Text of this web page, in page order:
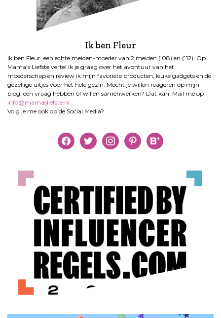
Ik ben Fleur
Ik ben Fleur, een echte meiden-moeder van 2 meiden (’08) en (’12). Op
Mama’s Liefste vertel ik je graag over het avontuur van het
moederschap en review ik mijn favoriete producten, leuke gadgets en de
gezellige uitjes voor het hele gezin. Mocht je willen reageren op mijn
blog, een vraag hebben of willen samenwerken? Dat kan! Mail me op
info@mamasliefste.nl
Volg je me ook op de Social Media?
facebooktwitter instagrampinterestbloglovin